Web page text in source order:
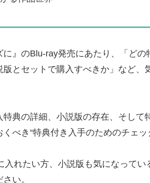
』のBlu‑ray発売にあたり、「ど
とセットで購入すべきか」など、
典の詳細、小説版の存在、そして
べき“特典付き入手のためのチェッ
入れたい方、小説版も気になって
い。